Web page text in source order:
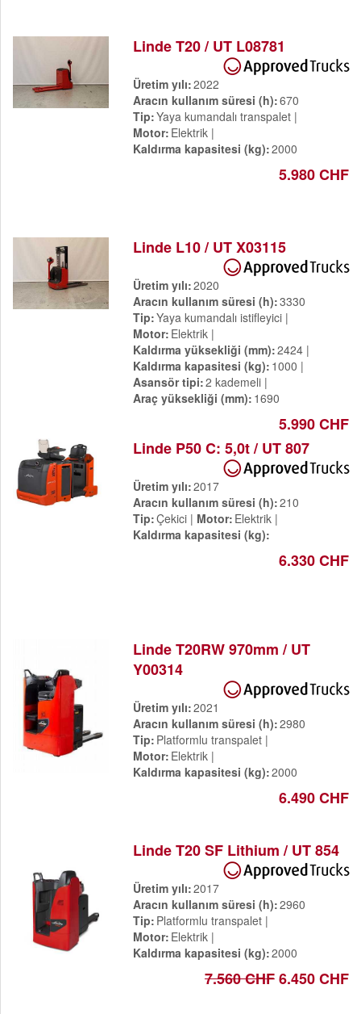
Linde T20 / UT L08781
Üretim yılı 2022
Aracın kullanım süresi (h) 670
Tip Yaya kumandalı transpalet
Motor Elektrik
Kaldırma kapasitesi (kg) 2000
5.980 CHF
Linde L10 / UT X03115
Üretim yılı 2020
Aracın kullanım süresi (h) 3330
Tip Yaya kumandalı istifleyici
Motor Elektrik
Kaldırma yüksekliği (mm) 2424
Kaldırma kapasitesi (kg) 1000
Asansör tipi 2 kademeli
Araç yüksekliği (mm) 1690
5.990 CHF
Linde P50 C: 5,0t / UT 807
Üretim yılı 2017
Aracın kullanım süresi (h) 210
Tip Çekici Motor Elektrik
Kaldırma kapasitesi (kg)
6.330 CHF
Linde T20RW 970mm / UT
Y00314
Üretim yılı 2021
Aracın kullanım süresi (h) 2980
Tip Platformlu transpalet
Motor Elektrik
Kaldırma kapasitesi (kg) 2000
6.490 CHF
Linde T20 SF Lithium / UT 854
Üretim yılı 2017
Aracın kullanım süresi (h) 2960
Tip Platformlu transpalet
Motor Elektrik
Kaldırma kapasitesi (kg) 2000
7.560 CHF6.450 CHF